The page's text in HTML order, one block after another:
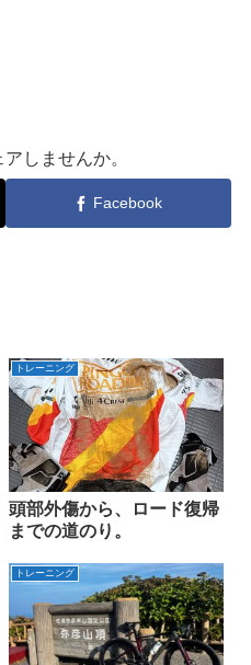
しませんか。
Facebook
トレーニング
頭部外傷から、ロード復帰
までの道のり。
トレーニング